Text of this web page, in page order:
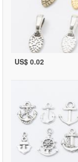
US$ 0.02